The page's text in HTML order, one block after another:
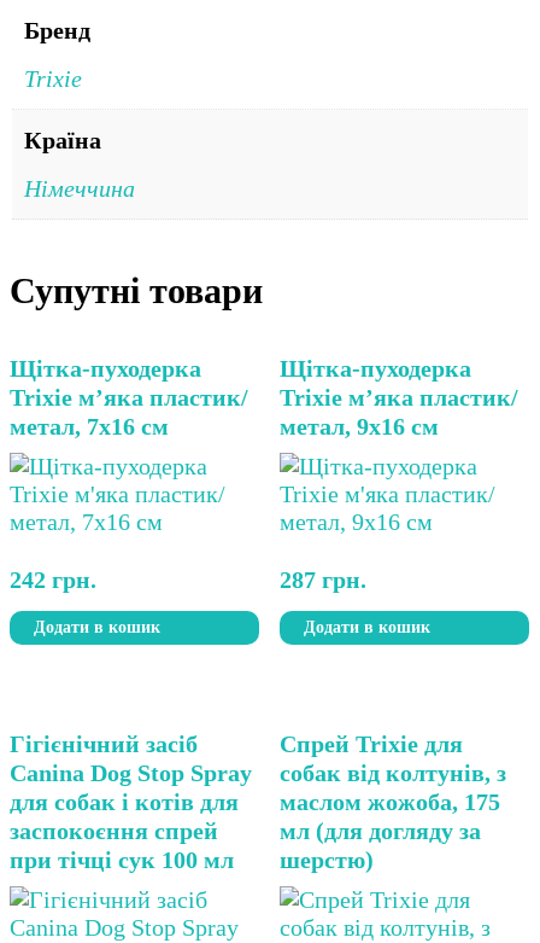
Бренд
Trixie
Країна
Німеччина
Супутні товари
Щітка-пуходерка
Trixie м’яка пластик/
метал, 7х16 см
242 грн.
Додати в кошик
Щітка-пуходерка
Trixie м’яка пластик/
метал, 9х16 см
287 грн.
Додати в кошик
Гігієнічний засіб
Canina Dog Stop Spray
для собак і котів для
заспокоєння спрей
при тічці сук 100 мл
Спрей Trixie для
собак від колтунів, з
маслом жожоба, 175
мл (для догляду за
шерстю)